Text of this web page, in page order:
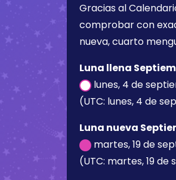
Gracias al
comprobar con
nueva, cuarto
Luna llena
lunes, 4 de
(UTC: lunes, 4 de
Luna nueva
martes, 19 de
(UTC: martes, 19 de